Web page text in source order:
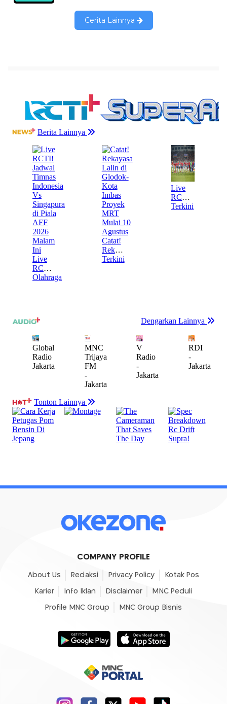
COMPANY PROFILE
About Us Redaksi Privacy Policy Kotak Pos
Karier Info Iklan Disclaimer MNC Peduli
Profile MNC Group MNC Group Bisnis